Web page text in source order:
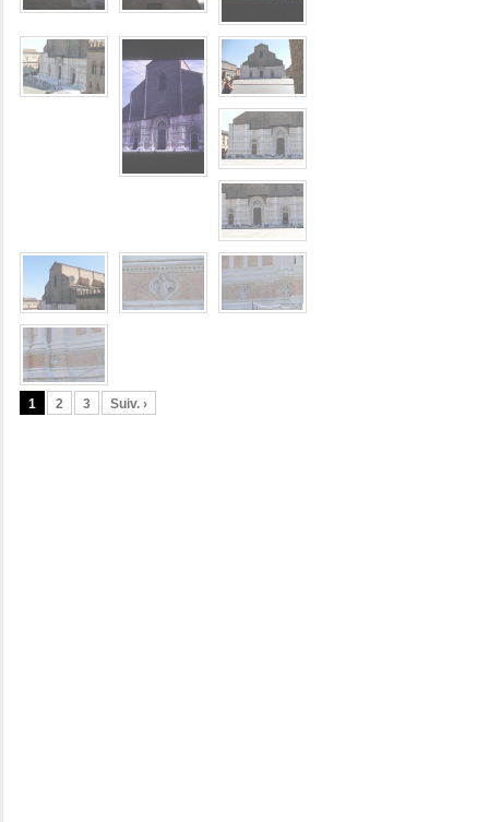
1 2 3 Suiv. ›